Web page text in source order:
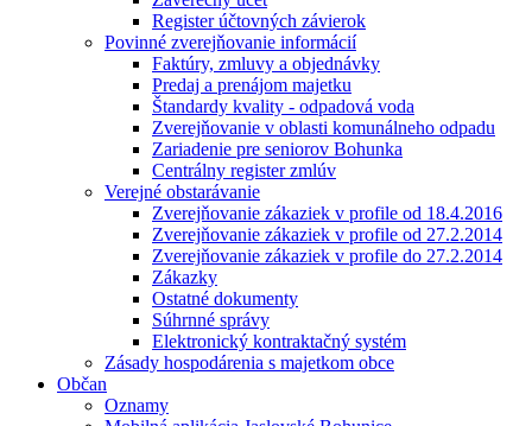
Register účtovných závierok
Povinné zverejňovanie informácií
Faktúry, zmluvy a objednávky
Predaj a prenájom majetku
Štandardy kvality - odpadová voda
Zverejňovanie v oblasti komunálneho odpadu
Zariadenie pre seniorov Bohunka
Centrálny register zmlúv
Verejné obstarávanie
Zverejňovanie zákaziek v profile od 18.4.2016
Zverejňovanie zákaziek v profile od 27.2.2014
Zverejňovanie zákaziek v profile do 27.2.2014
Zákazky
Ostatné dokumenty
Súhrnné správy
Elektronický kontraktačný systém
Zásady hospodárenia s majetkom obce
Občan
Oznamy